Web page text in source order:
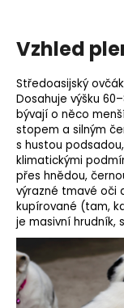
Vzhled
Středoasijský
Dosahuje výšku
bývají o něco
stopem a silným
s hustou
klimatickými
přes hnědou,
výrazné tmavé oči
kupírované (tam,
je masivní hrudník,